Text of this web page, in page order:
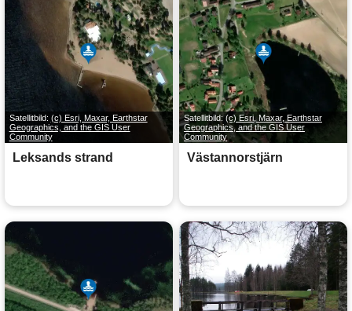
Satellitbild: (c) Esri, Maxar, Earthstar
Geographics, and the GIS User
Community
Leksands strand
Satellitbild:(c) Esri, Maxar, Earthstar
Geographics, and the GIS User
Community
Västannorstjärn